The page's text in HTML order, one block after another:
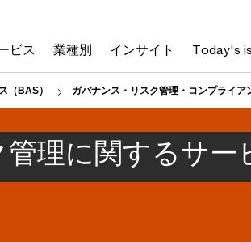
ビス 業種別 インサイト Today's
（BAS） ガバナンス・リスク管理・コンプライア
理に関するサー